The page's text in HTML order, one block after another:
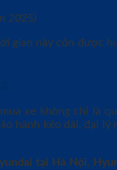
2025)
gian này còn được
xe không chỉ là
hành kéo dài, đại
tại Hà Nội,